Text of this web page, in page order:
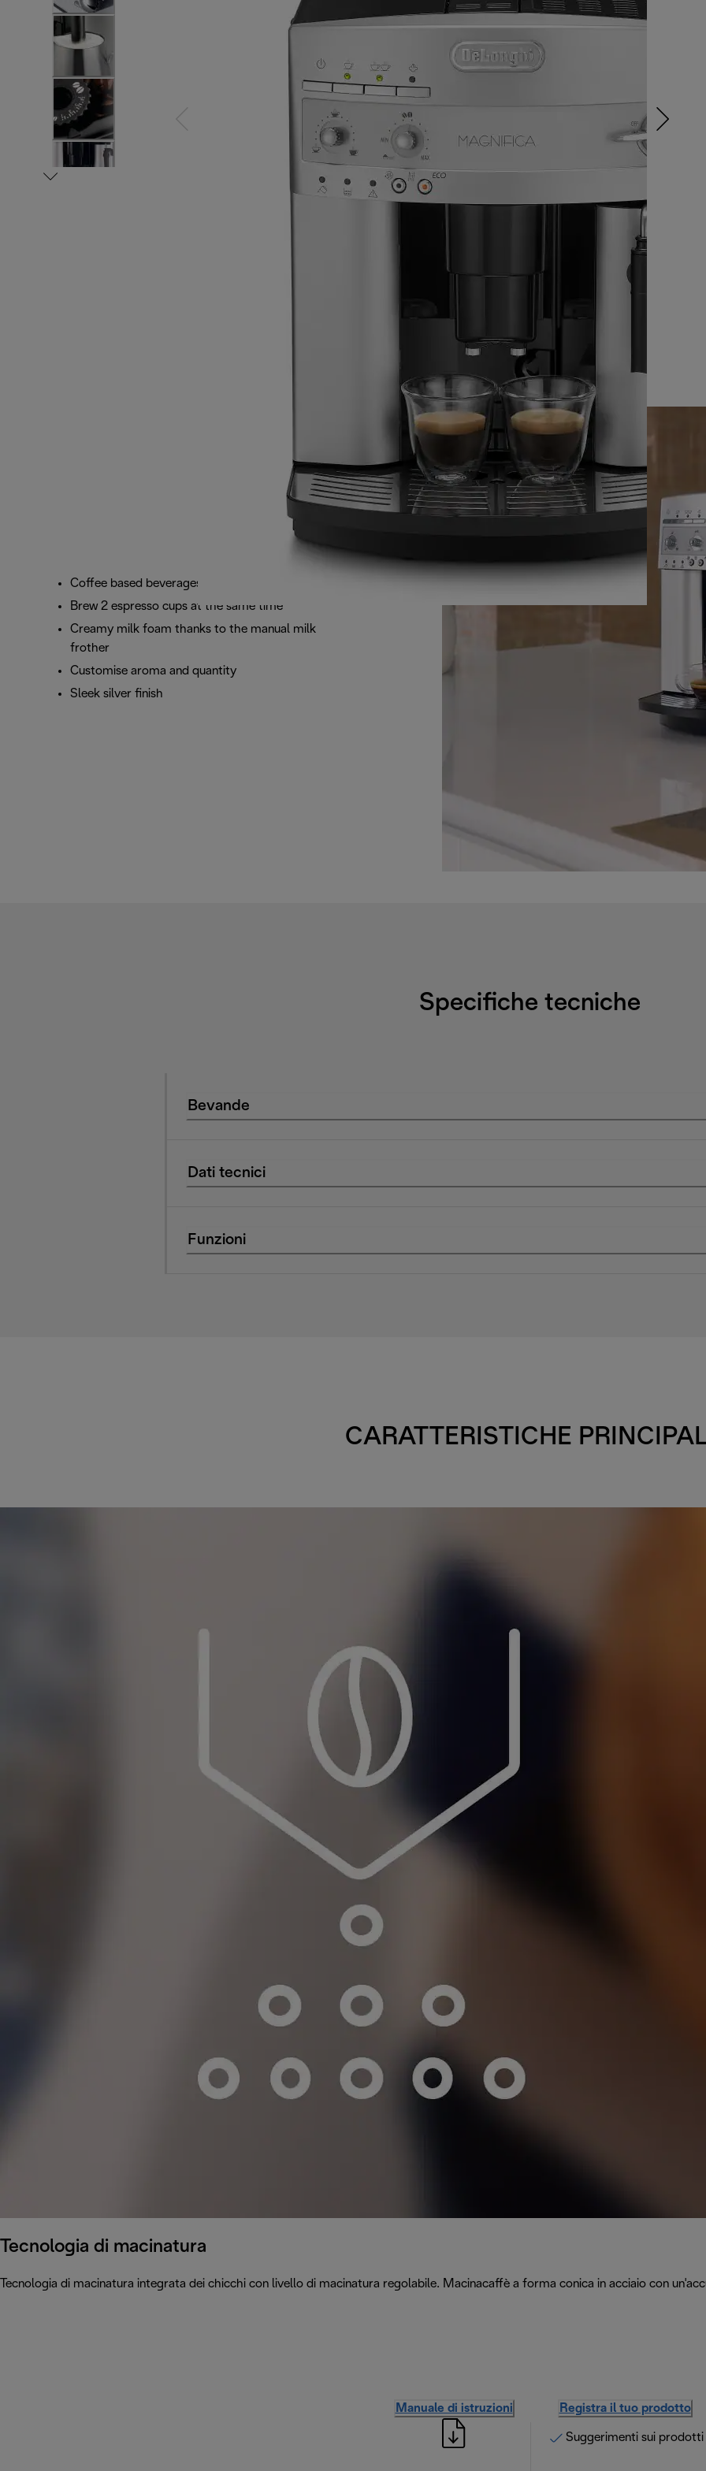
Coffee based beverages at the touch of a button
Brew 2 espresso cups at the same time
Creamy milk foam thanks to the manual milk
frother
Customise aroma and quantity
Sleek silver finish
Specifiche tecniche
Bevande
Dati tecnici
Funzioni
CARATTERISTICHE
Tecnologia di macinatura
Tecnologia di macinatura integrata dei chicchi con livello di macinatura regolabile. Macinacaffè a forma conica in acciaio con
Manuale di istruzioni Registra il tuo prodotto
Suggerimenti sui prodotti